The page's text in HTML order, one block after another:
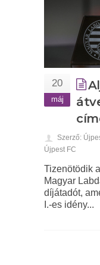
20
máj
Szerző:
Újpest FC
Tizenötödik
Magyar
díjátadót,
I.-es idény...